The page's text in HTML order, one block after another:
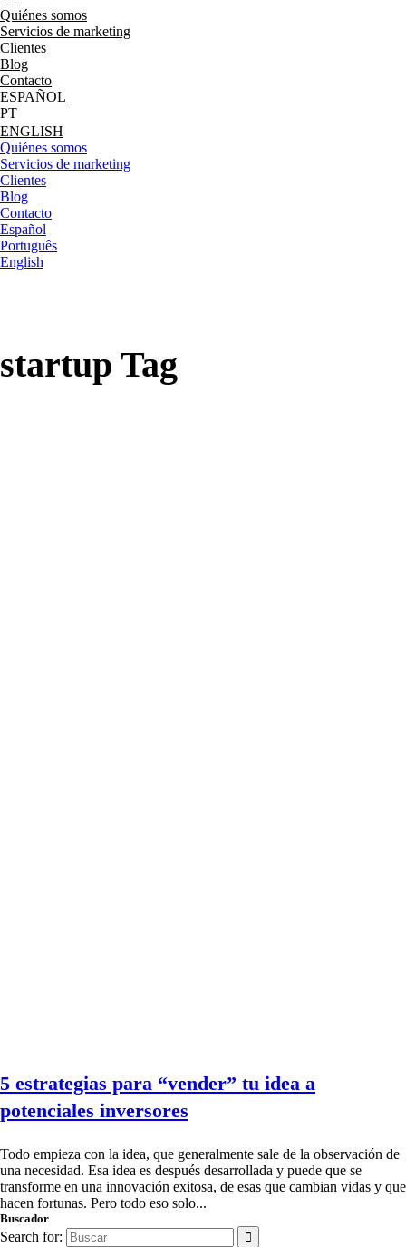
Quiénes somos
Servicios de marketing
Clientes
Blog
Contacto
ESPAÑOL
ENGLISH
Quiénes somos
Servicios de marketing
Clientes
Blog
Contacto
Español
Português
English
startup Tag
5 estrategias para “vender” tu idea a
potenciales inversores
Todo empieza con la idea, que generalmente sale de la observación de
una necesidad. Esa idea es después desarrollada y puede que se
transforme en una innovación exitosa, de esas que cambian vidas y que
hacen fortunas. Pero todo eso solo...
Buscador
Search for: